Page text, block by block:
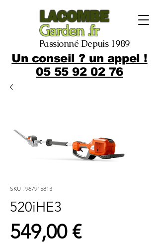
LACOMBE
Garden .fr
Passionné Depuis 1989
Un conseil ? un appel !
05 55 92 02 76
SKU : 967915813
520iHE3
549,00 €Prix